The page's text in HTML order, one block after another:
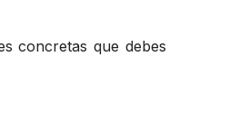
concretas que debes